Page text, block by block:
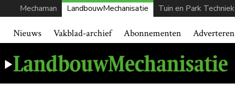
Mechaman LandbouwMechanisatie Tuin en Park Techniek
Nieuws Vakblad-archief Abonnementen Adverteren